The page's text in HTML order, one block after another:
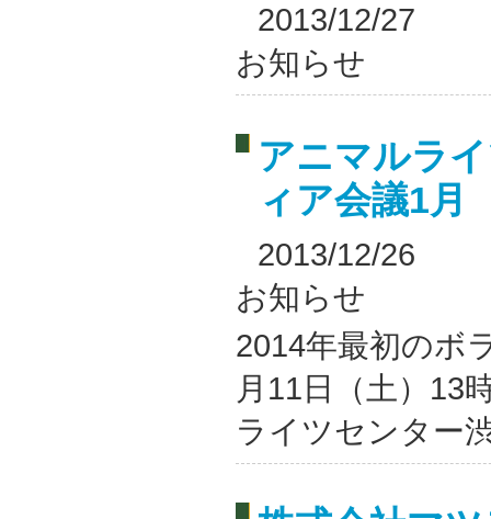
2013/12/27
お知らせ
アニマルラ
ィア会議1月
2013/12/26
お知らせ
2014年最初のボ
月11日（土）13
ライツセンター